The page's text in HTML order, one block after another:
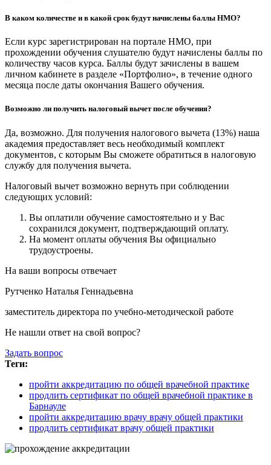
В каком количестве и в какой срок будут начислены баллы НМО?
Если курс зарегистрирован на портале НМО, при
прохождении обучения слушателю будут начислены баллы по
количеству часов курса. Баллы будут зачислены в вашем
личном кабинете в разделе «Портфолио», в течение одного
месяца после даты окончания Вашего обучения.
Возможно ли получить налоговый вычет после обучения?
Да, возможно. Для получения налогового вычета (13%) наша
академия предоставляет весь необходимый комплект
документов, с которым Вы сможете обратиться в налоговую
службу для получения вычета.
Налоговый вычет возможно вернуть при соблюдении
следующих условий:
Вы оплатили обучение самостоятельно и у Вас
сохранился документ, подтверждающий оплату.
На момент оплаты обучения Вы официально
трудоустроены.
На ваши вопросы отвечает
Рутченко Наталья Геннадьевна
заместитель директора по учебно-методической работе
Не нашли ответ на свой вопрос?
Задать вопрос
Теги:
пройти аккредитацию по общей врачебной практике
продлить сертификат по общей врачебной практике в
Барнауле
пройти аккредитацию врачу врачу общей практики
продлить сертификат врачу общей практики